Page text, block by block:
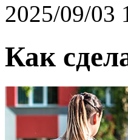
2025/09/03
Как